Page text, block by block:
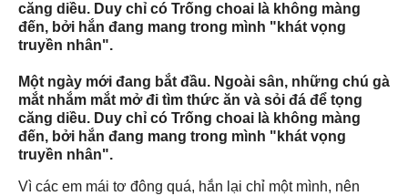
căng diều. Duy chỉ có Trống choai là không màng
đến, bởi hắn đang mang trong mình "khát vọng
truyền nhân".
Một ngày mới đang bắt đầu. Ngoài sân, những chú gà
mắt nhắm mắt mở đi tìm thức ăn và sỏi đá để tọng
căng diều. Duy chỉ có Trống choai là không màng
đến, bởi hắn đang mang trong mình "khát vọng
truyền nhân".
Vì các em mái tơ đông quá, hắn lại chỉ một mình, nên